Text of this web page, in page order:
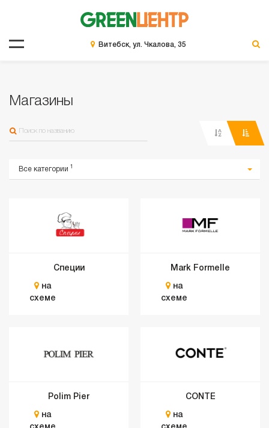
Витебск, ул. Чкалова, 35
Магазины
Все категории
Специи
на
схеме
Mark Formelle
на
схеме
Polim Pier
на
CONTE
на